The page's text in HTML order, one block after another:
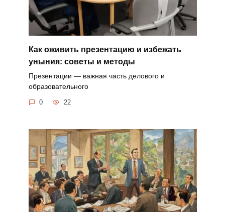
Как оживить презентацию и избежать
уныния: советы и методы
Презентации — важная часть делового и
образовательного
0 22